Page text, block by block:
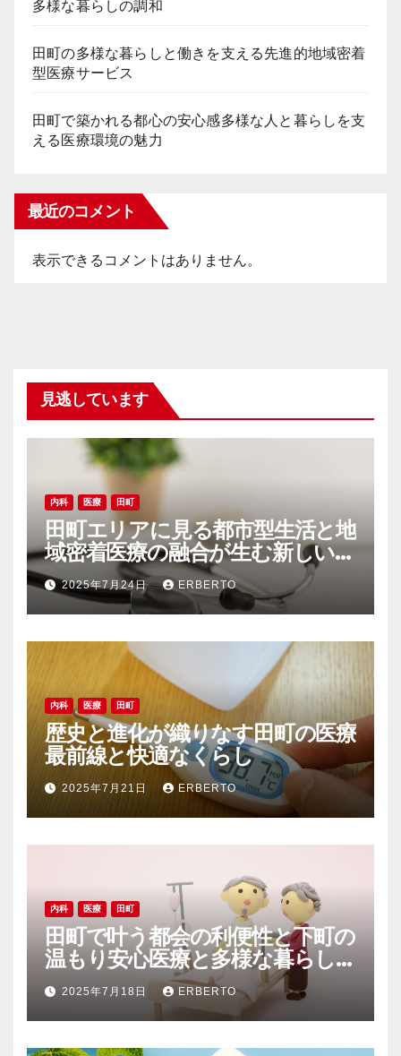
多様な暮らしの調和
田町の多様な暮らしと働きを支える先進的地域密着
型医療サービス
田町で築かれる都心の安心感多様な人と暮らしを支
える医療環境の魅力
最近のコメント
表示できるコメントはありません。
見逃しています
内科 医療 田町
田町エリアに見る都市型生活と地
域密着医療の融合が生む新しい健
康環境
2025年7月24日 ERBERTO
内科 医療 田町
歴史と進化が織りなす田町の医療
最前線と快適なくらし
2025年7月21日 ERBERTO
内科 医療 田町
田町で叶う都会の利便性と下町の
温もり安心医療と多様な暮らし
の調和
2025年7月18日 ERBERTO